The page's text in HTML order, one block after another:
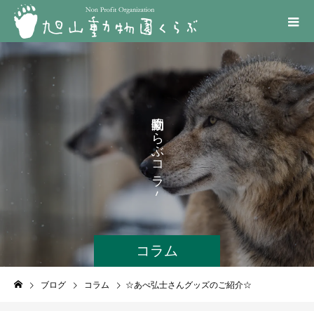
コラム
く
ら
ぶ
コ
ラ
ム
ブログ コラム ☆あべ弘士さんグッズのご紹介☆